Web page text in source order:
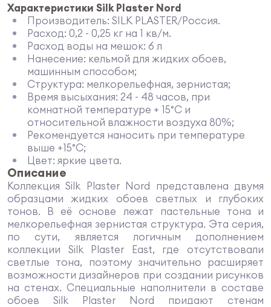
Характеристики Silk Plaster Nord
Производитель: SILK PLASTER/Россия.
Расход: 0,2 - 0,25 кг на 1 кв/м.
Расход воды на мешок: 6 л
Нанесение: кельмой для жидких обоев,
машинным способом;
Структура: мелкорельефная, зернистая;
Время высыхания: 24 - 48 часов, при
комнатной температуре + 15°C и
относительной влажности воздуха 80%;
Рекомендуется наносить при температуре
выше +15°C;
Цвет: яркие цвета.
Описание
Коллекция Silk Plaster Nord представлена двумя
образцами жидких обоев светлых и глубоких
тонов. В её основе лежат пастельные тона и
мелкорельефная зернистая структура. Эта серия,
по сути, является логичным дополнением
коллекции Silk Plaster East, где отсутствовали
светлые тона, поэтому значительно расширяет
возможности дизайнеров при создании рисунков
на стенах. Специальные наполнители в составе
обоев Silk Plaster Nord придают стенам